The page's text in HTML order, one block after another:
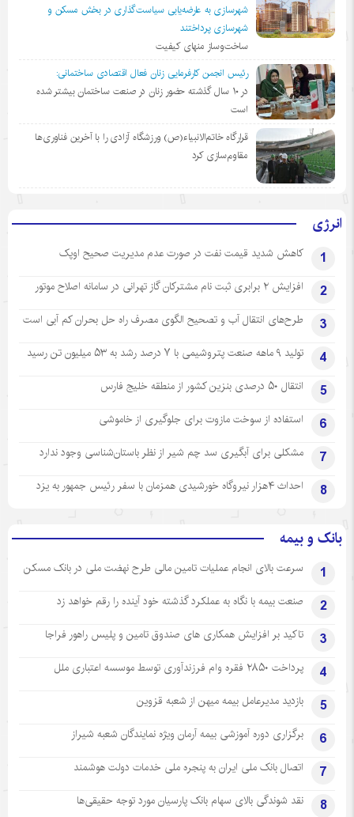
شهرسازی به عارضه‌یابی سیاست‌گذاری در بخش مسکن و
شهرسازی پرداختند
ساخت‌وساز منهای کیفیت
رئیس انجمن کارفرمایی زنان فعال اقتصادی ساختمانی:
در ١٠ سال گذشته حضور زنان در صنعت ساختمان بیشتر شده
است
قرارگاه خاتم‌الانبیاء(ص) ورزشگاه آزادی را با آخرین فناوری‌ها
مقاوم‌سازی کرد
انرژی
1 کاهش شدید قیمت نفت در صورت عدم مدیریت صحیح اوپک
2 افزایش ۲ برابری ثبت نام مشترکان گاز تهرانی‌ در سامانه اصلاح موتور
3 طرح‌های انتقال آب و تصحیح الگوی مصرف راه حل بحران کم آبی است
4 تولید ۹ ماهه صنعت پتروشیمی با ۷ درصد رشد به ۵۳ میلیون تن رسید
5 انتقال ۵۰ درصدی بنزین کشور از منطقه خلیج فارس
6 استفاده از سوخت مازوت برای جلوگیری از خاموشی
7 مشکلی برای آبگیری سد چم شیر از نظر باستان‌شناسی وجود ندارد
8 احداث ۴هزار نیروگاه خورشیدی همزمان با سفر رئیس جمهور به یزد
بانک و بیمه
1 سرعت بالای انجام عملیات تامین مالی طرح نهضت ملی در بانک مسکن
2 صنعت بیمه با نگاه به عملکرد گذشته خود آینده را رقم خواهد زد
3 تاکید بر افزایش همکاری های صندوق تامین و پلیس راهور فراجا
4 پرداخت ۲۸۵۰ فقره وام فرزندآوری توسط موسسه اعتباری ملل
5 بازدید مدیرعامل بیمه میهن از شعبه قزوین
6 برگزاری دوره آموزشی بیمه آرمان ویژه نمایندگان شعبه شیراز
7 اتصال بانک ملی ایران به پنجره ملی خدمات دولت هوشمند
8 نقد شوندگی بالای سهام بانک پارسیان مورد توجه حقیقی‌ها